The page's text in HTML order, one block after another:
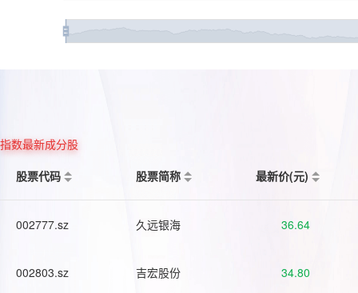
指数最新成分股
股票代码
股票简称 最新价(元)
002777.sz 久远银海 36.64
002803.sz 吉宏股份 34.80